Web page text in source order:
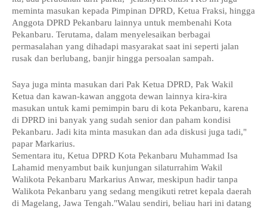
meminta masukan kepada Pimpinan DPRD, Ketua Fraksi, hingga
Anggota DPRD Pekanbaru lainnya untuk membenahi Kota
Pekanbaru. Terutama, dalam menyelesaikan berbagai
permasalahan yang dihadapi masyarakat saat ini seperti jalan
rusak dan berlubang, banjir hingga persoalan sampah.
Saya juga minta masukan dari Pak Ketua DPRD, Pak Wakil
Ketua dan kawan-kawan anggota dewan lainnya kira-kira
masukan untuk kami pemimpin baru di kota Pekanbaru, karena
di DPRD ini banyak yang sudah senior dan paham kondisi
Pekanbaru. Jadi kita minta masukan dan ada diskusi juga tadi,"
papar Markarius.
Sementara itu, Ketua DPRD Kota Pekanbaru Muhammad Isa
Lahamid menyambut baik kunjungan silaturrahim Wakil
Walikota Pekanbaru Markarius Anwar, meskipun hadir tanpa
Walikota Pekanbaru yang sedang mengikuti retret kepala daerah
di Magelang, Jawa Tengah."Walau sendiri, beliau hari ini datang